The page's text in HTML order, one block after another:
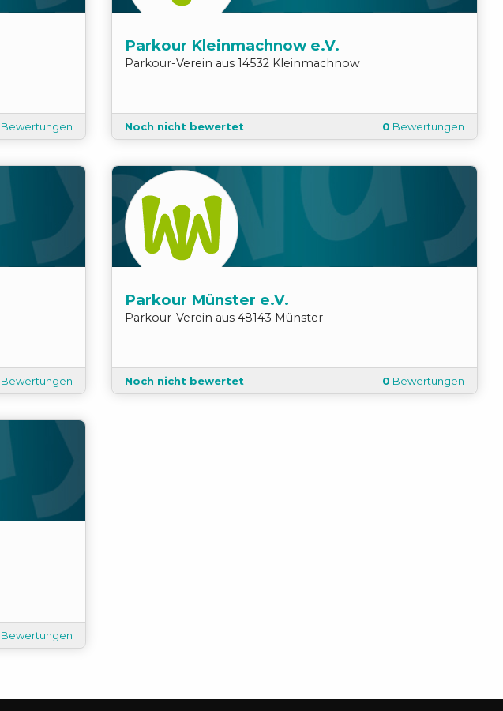
Bewertungen
Parkour Kleinmachnow e.V.
Parkour-Verein aus 14532 Kleinmachnow
Noch nicht bewertet 0 Bewertungen
Bewertungen
Parkour Münster e.V.
Parkour-Verein aus 48143 Münster
Noch nicht bewertet 0 Bewertungen
Bewertungen